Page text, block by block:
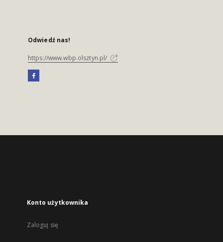
Odwiedź nas!
https://www.wbp.olsztyn.pl/
Konto użytkownika
Zaloguj się